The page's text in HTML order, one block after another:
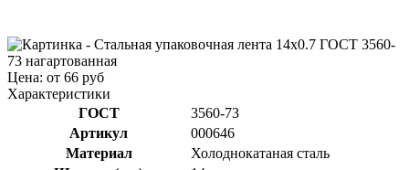
Цена: от 66 руб
Характеристики
ГОСТ
3560-73
Артикул
000646
Материал
Холоднокатаная сталь